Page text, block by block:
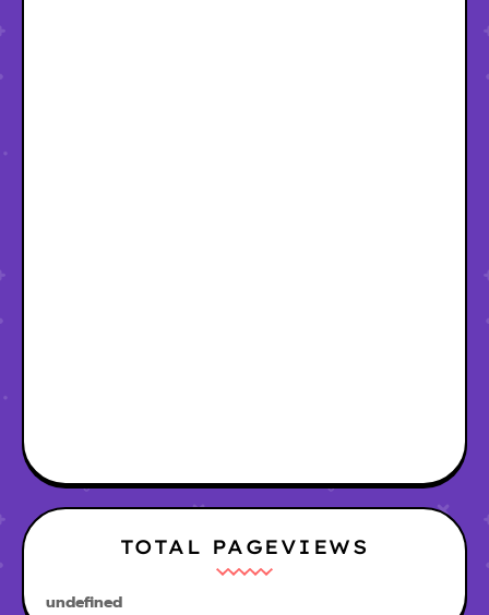
TOTAL PAGEVIEWS
undefned